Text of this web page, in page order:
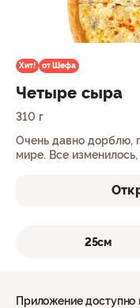
Хит! от Шефа
Четыре сыра
310 г
Очень давно дорблю,
мире. Все изменилось,
25см
Приложение доступно